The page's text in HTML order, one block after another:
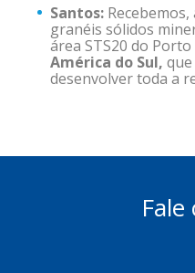
Santos:
granéis sólidos
área STS20 do Porto
América do Sul,
desenvolver toda a
Fale